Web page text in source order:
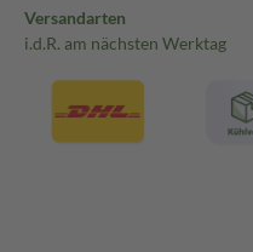
Versandarten
i.d.R. am nächsten Werktag